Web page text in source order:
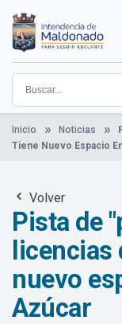
contenido
principal
Institucional
Municipios
Descubre Maldonado
Comunicación
Servicios
Guía De Trámites
Ver Noticias
Inicio Noticias
Tiene Nuevo Espacio
Volver
Pista de
nuevo
Azúcar